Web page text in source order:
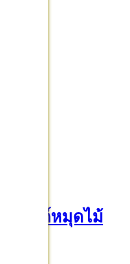
ปถัมภ์หมุดไม้